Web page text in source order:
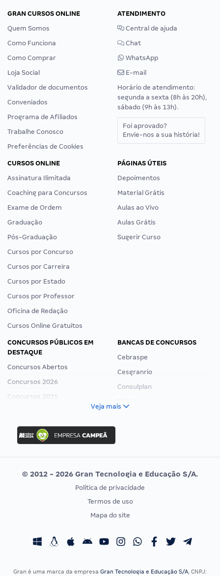
GRAN CURSOS ONLINE
Quem Somos
Como Funciona
Como Comprar
Loja Social
Validador de documentos
Conveniados
Programa de Afiliados
Trabalhe Conosco
Preferências de Cookies
ATENDIMENTO
Central de ajuda
Chat
WhatsApp
E-mail
Horário de atendimento:
segunda a sexta (8h às 20h),
sábado (9h às 13h).
Foi aprovado?
Envie-nos a sua história!
CURSOS ONLINE
Assinatura Ilimitada
Coaching para Concursos
Exame de Ordem
Graduação
Pós-Graduação
Cursos por Concurso
Cursos por Carreira
Cursos por Estado
Cursos por Professor
Oficina de Redação
Cursos Online Gratuitos
PÁGINAS ÚTEIS
Depoimentos
Material Grátis
Aulas ao Vivo
Aulas Grátis
Sugerir Curso
CONCURSOS PÚBLICOS EM
DESTAQUE
Concursos Abertos
Concursos 2026
Concursos 2025
Concurso Ibama
Concurso MPU
Editais publicados
BANCAS DE CONCURSOS
Cebraspe
Cesgranrio
Consulplan
Vunesp
CONCURSOS POR PROFISSÃO
Concursos Fiscais
EXAME DE ORDEM
Calendário OAB
Veja mais
© 2012 - 2026 Gran Tecnologia e Educação S/A.
Política de privacidade
Termos de uso
Mapa do site
Gran é uma marca da empresa Gran Tecnologia e Educação S/A, CNPJ: